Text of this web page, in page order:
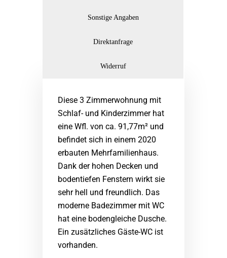
Sonstige Angaben
Direktanfrage
Widerruf
Diese 3 Zimmerwohnung mit
Schlaf- und Kinderzimmer hat
eine Wfl. von ca. 91,77m² und
befindet sich in einem 2020
erbauten Mehrfamilienhaus.
Dank der hohen Decken und
bodentiefen Fenstern wirkt sie
sehr hell und freundlich. Das
moderne Badezimmer mit WC
hat eine bodengleiche Dusche.
Ein zusätzliches Gäste-WC ist
vorhanden.